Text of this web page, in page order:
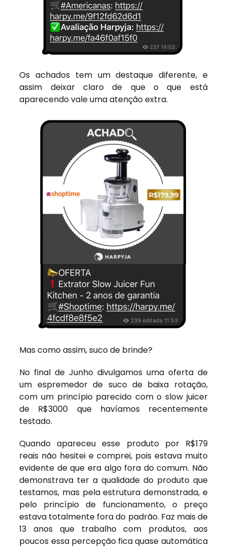
Os achados tem um destaque diferente, e
assim deixar claro de que o que está
aparecendo vale uma atenção extra.
Mas como assim, suco de brinde?
No final de Junho divulgamos uma oferta de
um espremedor de suco de baixa rotação,
com um princípio parecido com o slow juicer
de R$3000 que havíamos recentemente
testado.
Quando apareceu esse produto por R$179
reais não hesitei e comprei, pois estava muito
evidente de que era algo fora do comum. Não
demonstrava ter a qualidade do produto que
testamos, mas pela estrutura demonstrada, e
pelo princípio de funcionamento, o preço
estava totalmente fora do padrão. Faz mais de
13 anos que trabalho com produtos, aos
poucos essa percepção fica quase automática